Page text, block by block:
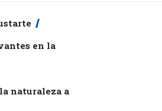
en la
naturaleza a